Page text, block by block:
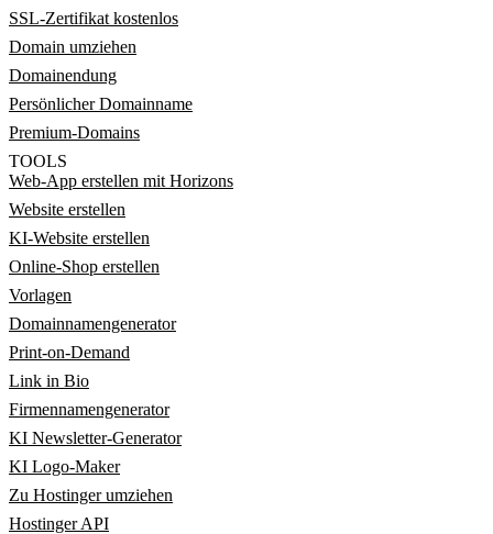
SSL-Zertifikat kostenlos
Domain umziehen
Domainendung
Persönlicher Domainname
Premium-Domains
TOOLS
Web-App erstellen mit Horizons
Website erstellen
KI-Website erstellen
Online-Shop erstellen
Vorlagen
Domainnamengenerator
Print-on-Demand
Link in Bio
Firmennamengenerator
KI Newsletter-Generator
KI Logo-Maker
Zu Hostinger umziehen
Hostinger API